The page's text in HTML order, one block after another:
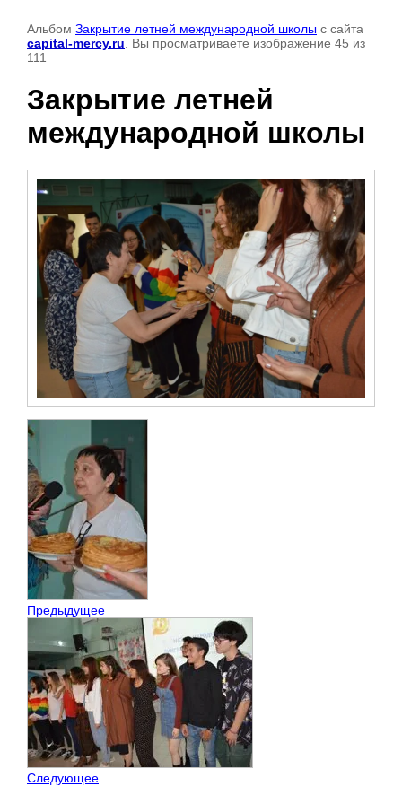
Альбом Закрытие летней международной школы с сайта
capital-mercy.ru . Вы просматриваете изображение 45 из
111
Закрытие летней
международной школы
Предыдущее
Следующее